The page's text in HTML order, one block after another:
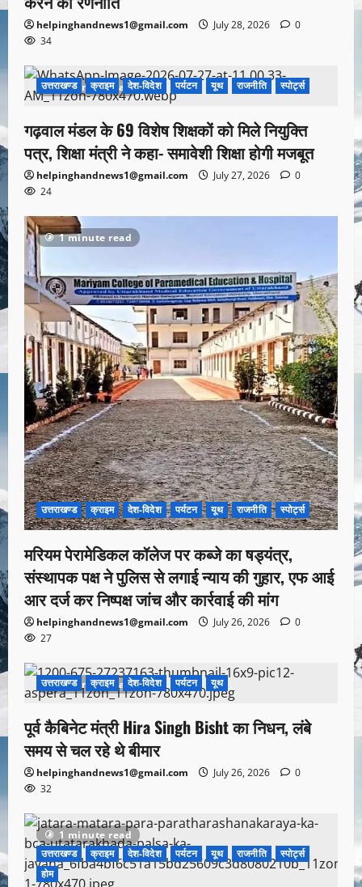
helpinghandnews1@gmail.com July 28, 2026
0
34
1 minute read
उत्तराखण्ड क्राइम देश-विदेश पर्यटन यूथ राजनीति स्पोर्ट्स
गढ़वाल मंडल के 69 विशेष शिक्षकों को मिले नियुक्ति
पत्र, शिक्षा मंत्री ने कहा- समावेशी शिक्षा होगी मजबूत
helpinghandnews1@gmail.com July 27, 2026
0
24
1 minute read
उत्तराखण्ड क्राइम देश-विदेश पर्यटन यूथ राजनीति स्पोर्ट्स
मरियम पेरामेडिकल कॉलेज पर कब्जे का षड्यंत्र,
संस्थापक पक्ष ने पुलिस से लगाई न्याय की गुहार, एफ आई
आर दर्ज कर निष्पक्ष जांच और कार्रवाई की मांग
helpinghandnews1@gmail.com July 26, 2026
0
27
1 minute read
उत्तराखण्ड क्राइम देश-विदेश पर्यटन यूथ
पूर्व कैबिनेट मंत्री Hira Singh Bisht का निधन, लंबे
समय से चल रहे थे बीमार
helpinghandnews1@gmail.com July 26, 2026
0
32
1 minute read
उत्तराखण्ड
क्राइम देश-विदेश पर्यटन यूथ राजनीति
स्पोर्ट्स
होम